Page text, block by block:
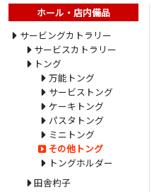
ホール・店内備品
サービングカトラリー
サービスカトラリー
トング
万能トング
サービストング
ケーキトング
パスタトング
ミニトング
その他トング
トングホルダー
田舎杓子